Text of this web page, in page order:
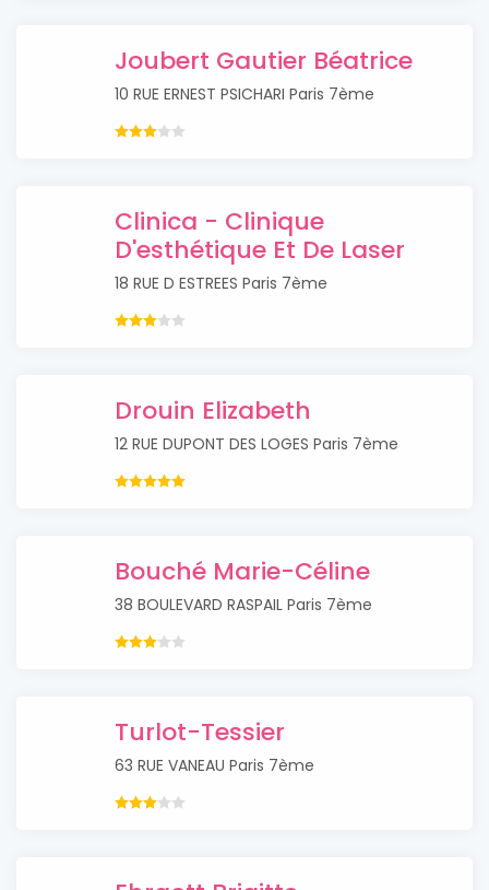
Joubert Gautier Béatrice
10 RUE ERNEST PSICHARI Paris 7ème
Clinica - Clinique
D'esthétique Et De Laser
18 RUE D ESTREES Paris 7ème
Drouin Elizabeth
12 RUE DUPONT DES LOGES Paris 7ème
Bouché Marie-Céline
38 BOULEVARD RASPAIL Paris 7ème
Turlot-Tessier
63 RUE VANEAU Paris 7ème